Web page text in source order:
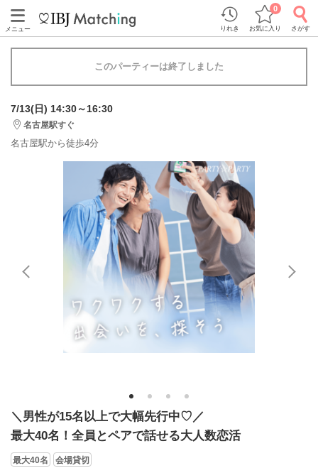
メニュー りれき お気に入り
0
さがす
このパーティーは終了しました
7/13(日) 14:30～16:30
名古屋駅すぐ
名古屋駅から徒歩4分
1 2 3 4
＼男性が15名以上で大幅先行中♡／
最大40名！全員とペアで話せる大人数恋活
最大40名 会場貸切